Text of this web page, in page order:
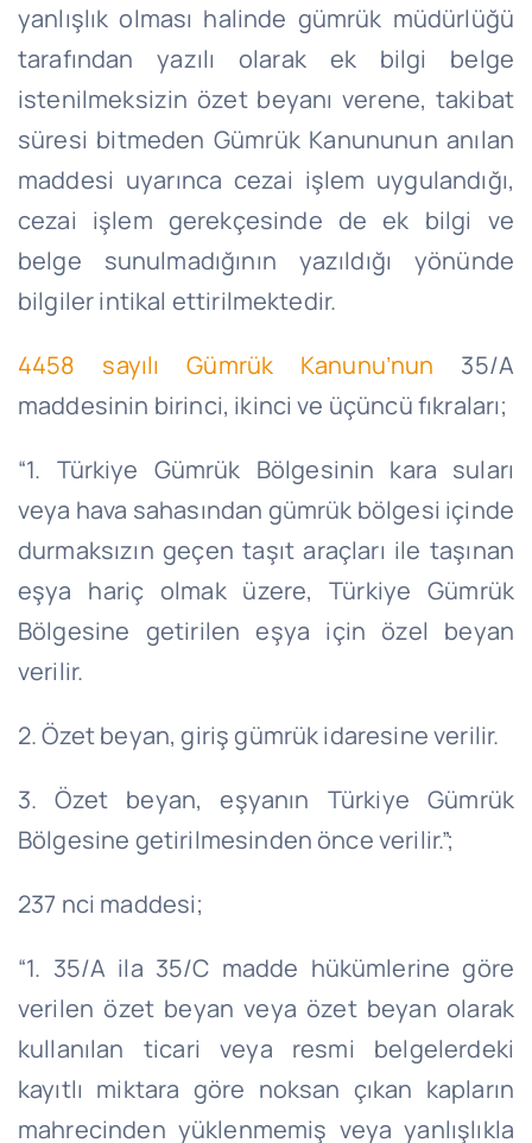
yanlışlık olması halinde gümrük müdürlüğü
tarafından yazılı olarak ek bilgi belge
istenilmeksizin özet beyanı verene, takibat
süresi bitmeden Gümrük Kanununun anılan
maddesi uyarınca cezai işlem uygulandığı,
cezai işlem gerekçesinde de ek bilgi ve
belge sunulmadığının yazıldığı yönünde
bilgiler intikal ettirilmektedir.
4458 sayılı Gümrük Kanunu’nun 35/A
maddesinin birinci, ikinci ve üçüncü fıkraları;
“1. Türkiye Gümrük Bölgesinin kara suları
veya hava sahasından gümrük bölgesi içinde
durmaksızın geçen taşıt araçları ile taşınan
eşya hariç olmak üzere, Türkiye Gümrük
Bölgesine getirilen eşya için özel beyan
verilir.
2. Özet beyan, giriş gümrük idaresine verilir.
3. Özet beyan, eşyanın Türkiye Gümrük
Bölgesine getirilmesinden önce verilir.”;
237 nci maddesi;
“1. 35/A ila 35/C madde hükümlerine göre
verilen özet beyan veya özet beyan olarak
kullanılan ticari veya resmi belgelerdeki
kayıtlı miktara göre noksan çıkan kapların
mahrecinden yüklenmemiş veya yanlışlıkla